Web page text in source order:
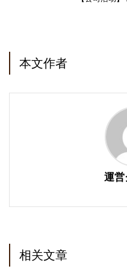
本文作者
運営
相关文章